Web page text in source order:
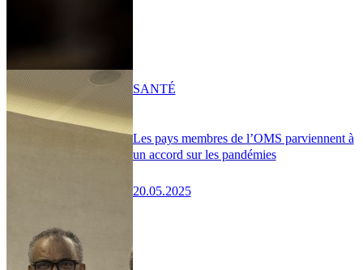
Les pays membres de l’OMS parviennent à
un accord sur les pandémies
20.05.2025
SANTÉ